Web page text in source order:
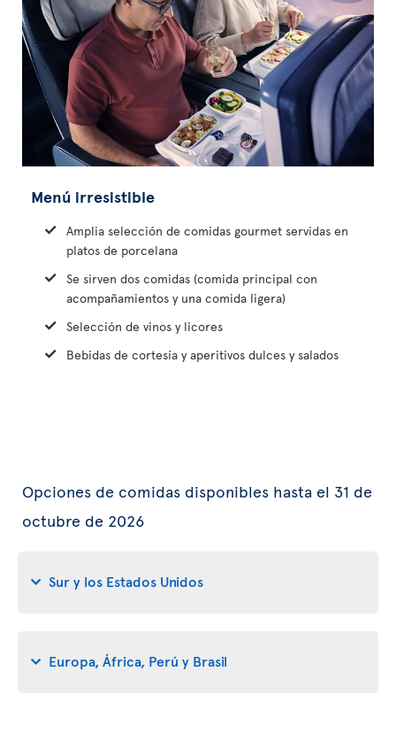
Menú irresistible
Amplia selección de comidas gourmet servidas en
platos de porcelana
Se sirven dos comidas (comida principal con
acompañamientos y una comida ligera)
Selección de vinos y licores
Bebidas de cortesía y aperitivos dulces y salados
Opciones de comidas disponibles hasta el 31 de
octubre de 2026
Sur y los Estados Unidos
Europa, África, Perú y Brasil